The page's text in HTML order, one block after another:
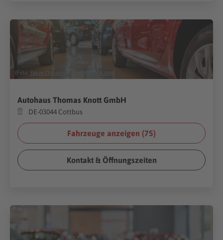
(Foto: Yakov Oskanov Shutterstock.com
Autohaus Thomas Knott GmbH
DE-03044 Cottbus
Fahrzeuge anzeigen (75)
Kontakt & Öffnungszeiten